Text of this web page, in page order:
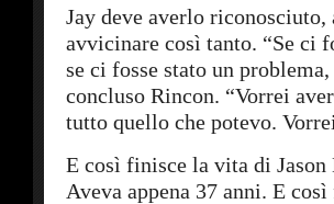
Jay deve averlo
avvicinare così tanto. “Se ci
se ci fosse stato un
concluso Rincon. “Vorrei
tutto quello che potevo.
E così finisce la vita di
Aveva appena 37 anni. E